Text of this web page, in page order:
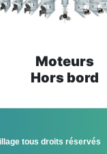
Moteurs
Hors bord
tous droits réservés